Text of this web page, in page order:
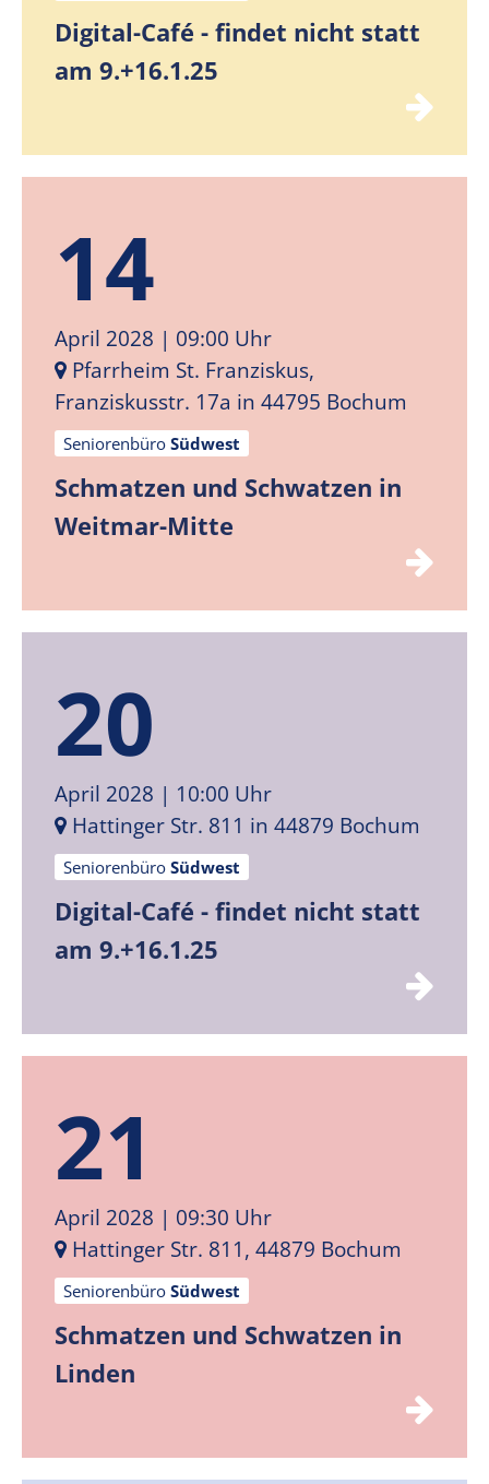
Digital-Café - findet nicht statt
am 9.+16.1.25
14
April 2028 | 09:00 Uhr
Pfarrheim St. Franziskus,
Franziskusstr. 17a in 44795 Bochum
Seniorenbüro Südwest
Schmatzen und Schwatzen in
Weitmar-Mitte
20
April 2028 | 10:00 Uhr
Hattinger Str. 811 in 44879 Bochum
Seniorenbüro Südwest
Digital-Café - findet nicht statt
am 9.+16.1.25
21
April 2028 | 09:30 Uhr
Hattinger Str. 811, 44879 Bochum
Seniorenbüro Südwest
Schmatzen und Schwatzen in
Linden